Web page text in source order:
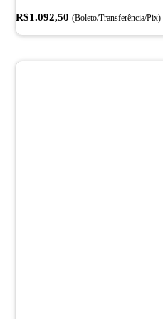
R$1.092,50 (Boleto/Transferência/Pix)